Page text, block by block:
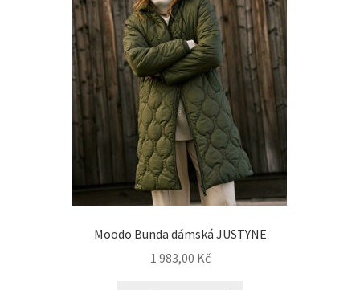
Moodo Bunda dámská JUSTYNE
1 983,00 Kč